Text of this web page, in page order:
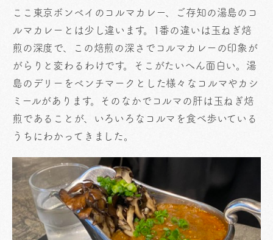
ここ東京ボンベイのコルマカレー、ご存知の湯島のコ
ルマカレーとは少し違います。1番の違いは玉ねぎ焙
煎の深度で、この焙煎の深さでコルマカレーの印象が
がらりと変わるわけです。そこがたいへん面白い。湯
島のデリーをベンチマークとした様々なコルマやカシ
ミールがあります。そのなかでコルマの肝は玉ねぎ焙
煎であることが、いろいろなコルマを食べ歩いている
うちにわかってきました。